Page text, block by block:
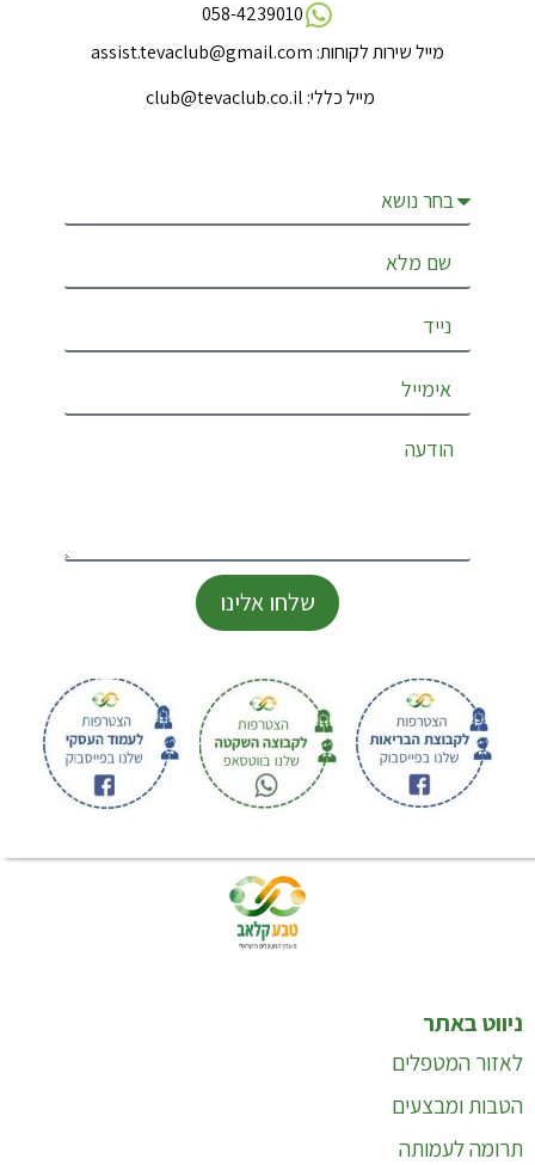
058-4239010
מייל שירות לקוחות: assist.tevaclub@gmail.com
מייל כללי: club@tevaclub.co.il
שלחו אלינו
ניווט באתר
לאזור המטפלים
הטבות ומבצעים
תרומה לעמותה